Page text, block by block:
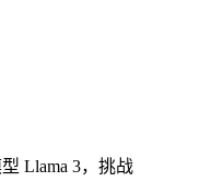
Llama 3，挑战